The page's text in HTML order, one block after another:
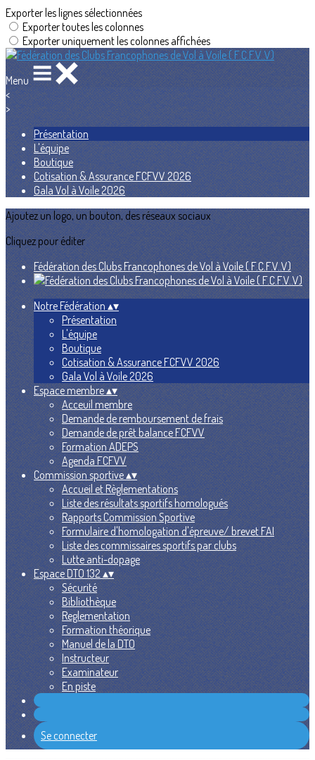
Exporter les lignes sélectionnées
Exporter toutes les colonnes
Exporter uniquement les colonnes affichées
Menu
<
>
Présentation
L'équipe
Boutique
Cotisation & Assurance FCFVV 2026
Gala Vol à Voile 2026
Ajoutez un logo, un bouton, des réseaux sociaux
Cliquez pour éditer
Fédération des Clubs Francophones de Vol à Voile ( F.C.F.V..V)
Notre Fédération ▴▾
Présentation
L'équipe
Boutique
Cotisation & Assurance FCFVV 2026
Gala Vol à Voile 2026
Espace membre▴▾
Acceuil membre
Demande de remboursement de frais
Demande de prêt balance FCFVV
Formation ADEPS
Agenda FCFVV
Commission sportive▴▾
Accueil et Règlementations
Liste des résultats sportifs homologués
Rapports Commission Sportive
Formulaire d'homologation d'épreuve/ brevet FAI
Liste des commissaires sportifs par clubs
Lutte anti-dopage
Espace DTO 132▴▾
Sécurité
Bibliothèque
Reglementation
Formation théorique
Manuel de la DTO
Instructeur
Examinateur
En piste
Se connecter